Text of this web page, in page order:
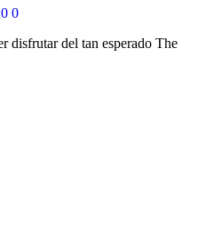
0
disfrutar del tan esperado The